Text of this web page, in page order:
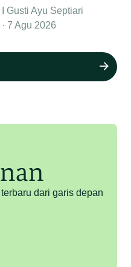
I Gusti Ayu Septiari
7 Agu 2026
dari garis depan